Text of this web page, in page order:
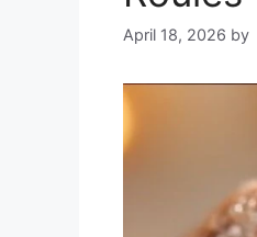
April 18, 2026 by